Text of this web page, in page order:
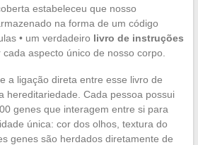
estabeleceu que nosso
na forma de um código
• um verdadeiro livro de instruções
aspecto único de nosso corpo.
a ligação direta entre esse livro de
hereditariedade. Cada pessoa possui
genes que interagem entre si para
única: cor dos olhos, textura do
genes são herdados diretamente de